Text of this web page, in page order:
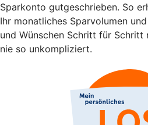
Sparkonto gutgeschrieben. So
Ihr monatliches Sparvolumen
und Wünschen Schritt für Schritt
nie so unkompliziert.